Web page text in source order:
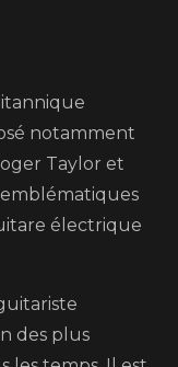
notamment
Taylor et
emblématiques
électrique
des plus